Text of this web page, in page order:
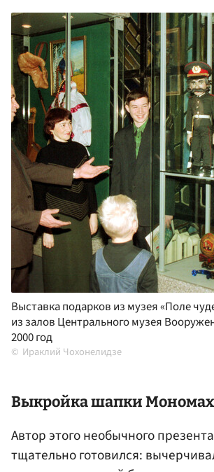
Выставка подарков из музея «Поле
из залов Центрального музея
2000 год
Ираклий Чохонелидзе
Выкройка шапки
Автор этого необычного
тщательно готовился: